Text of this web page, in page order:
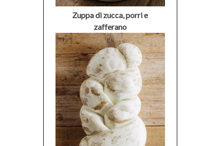
Zuppa di zucca, porri e
zafferano